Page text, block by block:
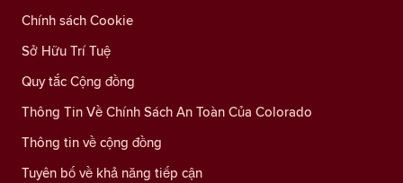
Chính sách Cookie
Sở Hữu Trí Tuệ
Quy tắc Cộng đồng
Thông Tin Về Chính Sách An Toàn Của Colorado
Thông tin về cộng đồng
Tuyên bố về khả năng tiếp cận